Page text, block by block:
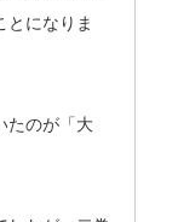
とになりま
たのが「大